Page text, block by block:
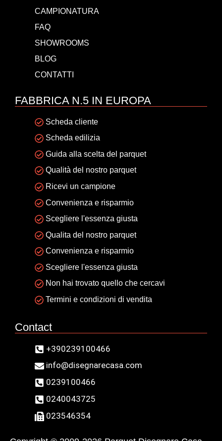
CAMPIONATURA
FAQ
SHOWROOMS
BLOG
CONTATTI
FABBRICA N.5 IN EUROPA
Scheda cliente
Scheda edilizia
Guida alla scelta del parquet
Qualità del nostro parquet
Ricevi un campione
Convenienza e risparmio
Scegliere l'essenza giusta
Qualita del nostro parquet
Convenienza e risparmio
Scegliere l'essenza giusta
Non hai trovato quello che cercavi
Termini e condizioni di vendita
Contact
+390239100466
info@disegnarecasa.com
0239100466
0240043725
023546354